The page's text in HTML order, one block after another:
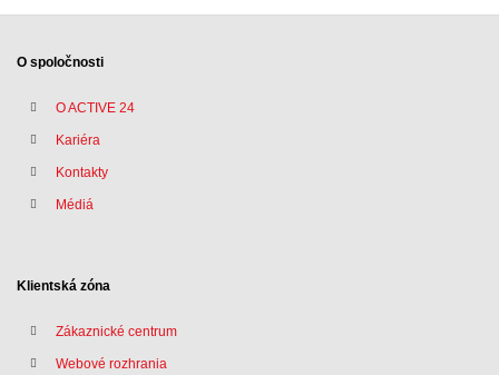
O spoločnosti
O ACTIVE 24
Kariéra
Kontakty
Médiá
Klientská zóna
Zákaznické centrum
Webové rozhrania